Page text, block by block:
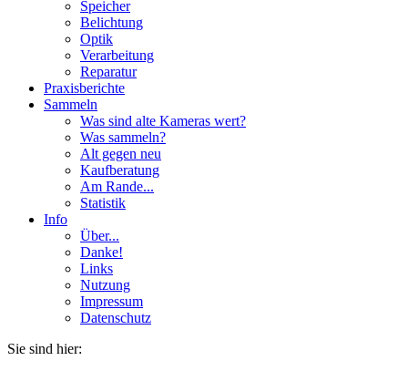
Speicher
Belichtung
Optik
Verarbeitung
Reparatur
Praxisberichte
Sammeln
Was sind alte Kameras wert?
Was sammeln?
Alt gegen neu
Kaufberatung
Am Rande...
Statistik
Info
Über...
Danke!
Links
Nutzung
Impressum
Datenschutz
Sie sind hier: